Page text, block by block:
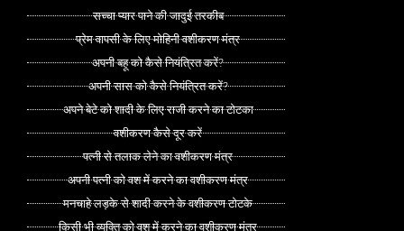
सच्चा प्यार पाने की जादुई तरकीब
प्रेम वापसी के लिए मोहिनी वशीकरण मंत्र
अपनी बहू को कैसे नियंत्रित करें?
अपनी सास को कैसे नियंत्रित करें?
अपने बेटे को शादी के लिए राजी करने का टोटका
वशीकरण कैसे दूर करें
पत्नी से तलाक लेने का वशीकरण मंत्र
अपनी पत्नी को वश में करने का वशीकरण मंत्र
मनचाहे लड़के से शादी करने के वशीकरण टोटके
किसी भी व्यक्ति को वश में करने का वशीकरण मंत्र